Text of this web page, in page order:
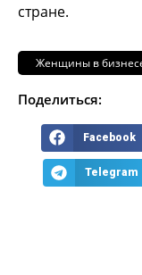
стране.
Женщины в
Поделиться:
Facebook
Telegram